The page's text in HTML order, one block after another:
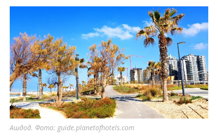
Ашдод. Фото: guide.planetofhotels.com